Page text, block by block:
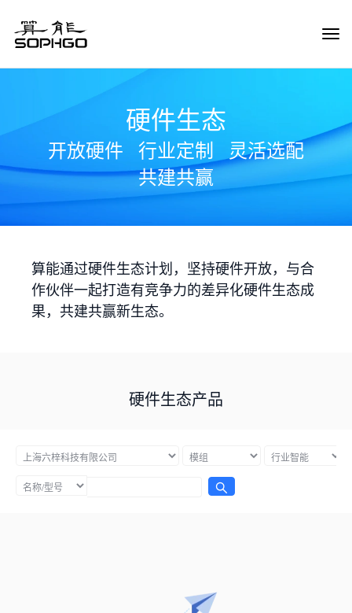
硬件生态
开放硬件 行业定制
灵活选配
共建共赢
算能通过硬件生态计划，坚持硬件开放，与合
作伙伴一起打造有竞争力的差异化硬件生态成
果，共建共赢新生态。
硬件生态产品